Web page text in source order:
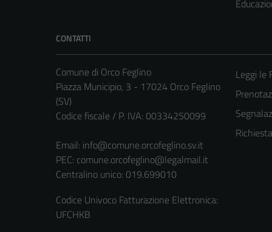
CONTATTI
Comune di Orco Feglino
Piazza Municipio, 3 - 17024 Orco Feglino
(SV)
Codice fiscale / P. IVA: 00334250099
Email: info@comune.orcofeglino.sv.it
PEC: comune.orcofeglino@legalmail.it
Centralino unico: 019.699010
Codice Univoco Fatturazione Elettronica:
UFCHKB
Leggi le